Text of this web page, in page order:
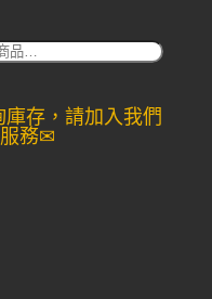
搜
存，請加入我們
務✉